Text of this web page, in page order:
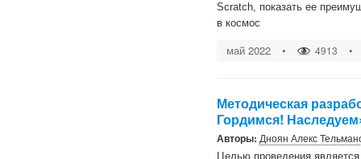
Scratch, показать ее
в космос
май 2022 • 4913 •
Методическая
Гордимся!
Авторы: Дноян Алекс
Целью проведения является